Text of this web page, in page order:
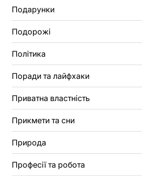
Подарунки
Подорожі
Політика
Поради та лайфхаки
Приватна властність
Прикмети та сни
Природа
Професії та робота